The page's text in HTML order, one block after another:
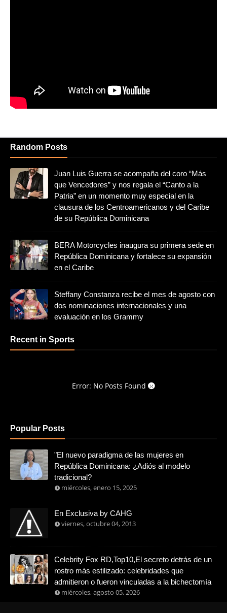
Random Posts
Juan Luis Guerra se acompaña del coro “Más
que Vencedores” y nos regala el “Canto a la
Patria” en un momento muy especial en la
clausura de los Centroamericanos y del Caribe
de su República Dominicana
BERA Motorcycles inaugura su primera sede en
República Dominicana y fortalece su expansión
en el Caribe
Steffany Constanza recibe el mes de agosto con
dos nominaciones internacionales y una
evaluación en los Grammy
Recent in Sports
Error: No Posts Found
Popular Posts
"El nuevo paradigma de las mujeres en
República Dominicana: ¿Adiós al modelo
tradicional?
miércoles, enero 15, 2025
En Exclusiva by CAHG
viernes, octubre 04, 2013
Celebrity Fox RD,Top10,El secreto detrás de un
rostro más estilizado: celebridades que
admitieron o fueron vinculadas a la bichectomía
miércoles, agosto 05, 2026